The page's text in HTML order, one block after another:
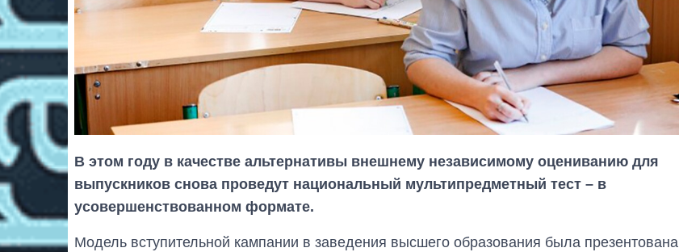
В этом году в качестве альтернативы внешнему независимому оцениванию для
выпускников снова проведут национальный мультипредметный тест – в
усовершенствованном формате.
Модель вступительной кампании в заведения высшего образования была презентована